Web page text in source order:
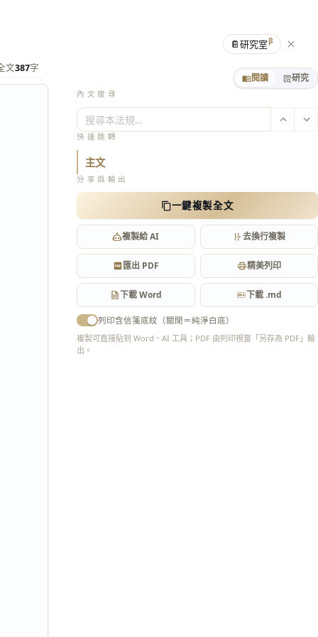
文387字
閱讀 研究
內文搜尋
搜尋本法規…
快速跳轉
主文
分享與輸出
一鍵複製全文
複製給 AI 去換行複製
匯出 PDF 精美列印
下載 Word 下載 .md
列印含信箋底紋（關閉＝純淨白底）
複製可直接貼到 Word、AI 工具；PDF 由列印視窗「另存為 PDF」輸
出。
📔研究室β